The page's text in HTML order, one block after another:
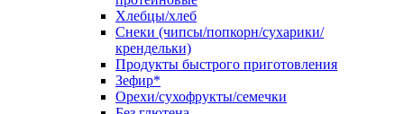
Хлебцы/хлеб
Снеки (чипсы/попкорн/сухарики/
крендельки)
Продукты быстрого приготовления
Зефир*
Орехи/сухофрукты/семечки